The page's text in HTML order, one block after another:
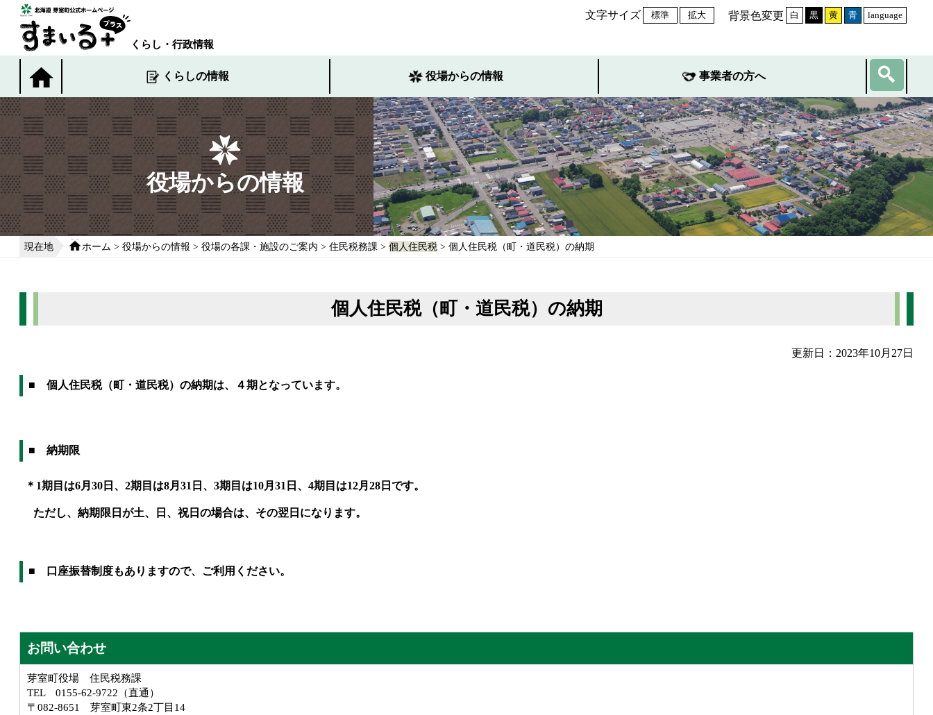
くらし・行政情報
文字サイズ 標準 拡大 背景色変更 白 黒 黄 青 language
くらしの情報 役場からの情報 事業者の方へ
役場からの情報
現在地 ホーム > 役場からの情報 > 役場の各課・施設のご案内 > 住民税務課 > 個人住民税 > 個人住民税（町・道民税）の納期
個人住民税（町・道民税）の納期
更新日：2023年10月27日
■ 個人住民税（町・道民税）の納期は、４期となっています。
■ 納期限
＊1期目は6月30日、2期目は8月31日、3期目は10月31日、4期目は12月28日です。
ただし、納期限日が土、日、祝日の場合は、その翌日になります。
■ 口座振替制度もありますので、ご利用ください。
お問い合わせ
芽室町役場 住民税務課
TEL 0155-62-9722（直通）
〒082-8651 芽室町東2条2丁目14